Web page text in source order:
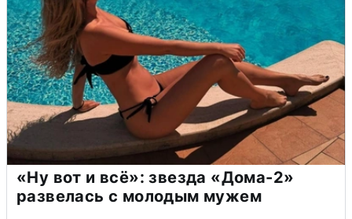
«Ну вот и всё»: звезда «Дома-2»
развелась с молодым мужем